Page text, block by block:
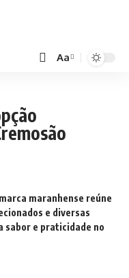
Aa
maranhense reúne
e diversas
sabor e praticidade no